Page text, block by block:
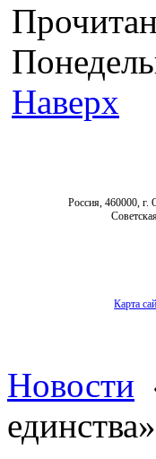
Наверх
Россия, 460000, г.
Карта
Новости
единства»